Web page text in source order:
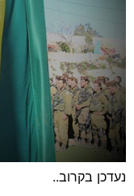
נעדכן בקרוב..